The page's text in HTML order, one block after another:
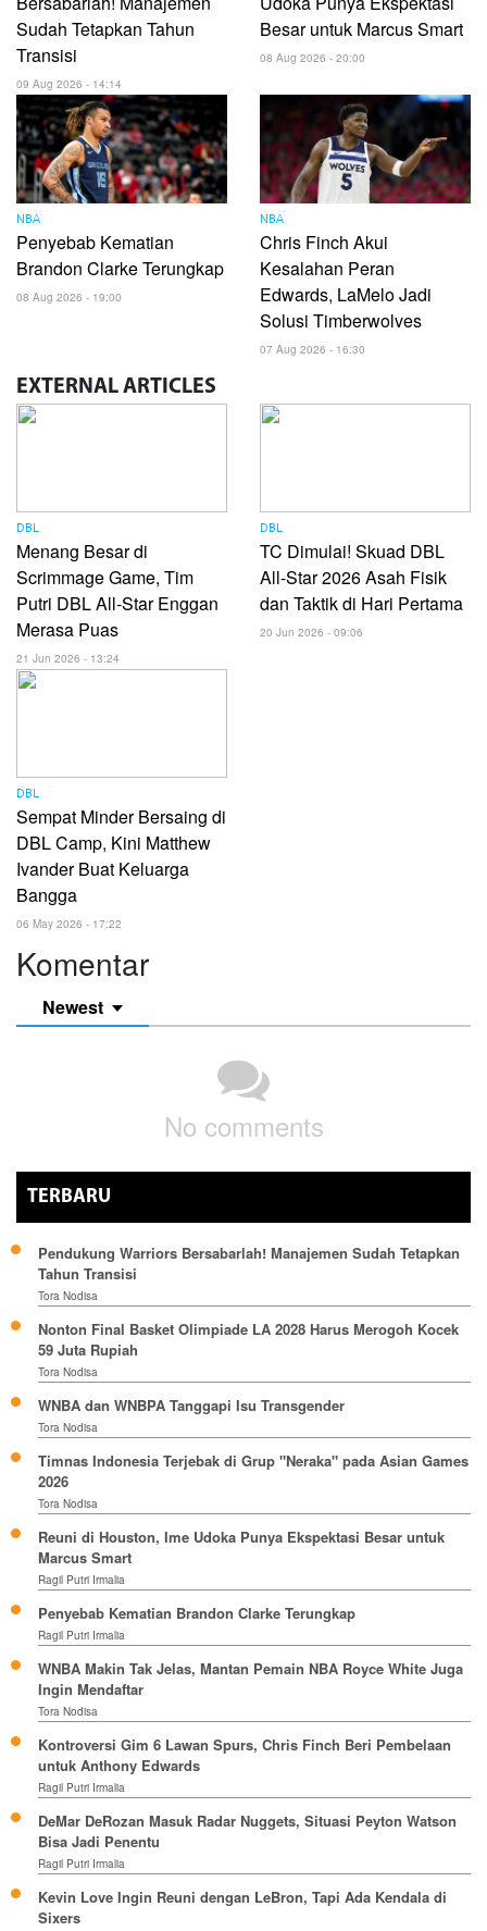
Sudah Tetapkan Tahun
Transisi
09 Aug 2026 - 14:14
Besar untuk Marcus Smart
08 Aug 2026 - 20:00
NBA
Penyebab Kematian
Brandon Clarke Terungkap
08 Aug 2026 - 19:00
NBA
Chris Finch Akui
Kesalahan Peran
Edwards, LaMelo Jadi
Solusi Timberwolves
07 Aug 2026 - 16:30
EXTERNAL ARTICLES
DBL
Menang Besar di
Scrimmage Game, Tim
Putri DBL All-Star Enggan
Merasa Puas
21 Jun 2026 - 13:24
DBL
TC Dimulai! Skuad DBL
All-Star 2026 Asah Fisik
dan Taktik di Hari Pertama
20 Jun 2026 - 09:06
DBL
Sempat Minder Bersaing di
DBL Camp, Kini Matthew
Ivander Buat Keluarga
Bangga
06 May 2026 - 17:22
Komentar
Newest
No comments
TERBARU
Pendukung Warriors Bersabarlah! Manajemen Sudah Tetapkan
Tahun Transisi
Tora Nodisa
Nonton Final Basket Olimpiade LA 2028 Harus Merogoh Kocek
59 Juta Rupiah
Tora Nodisa
WNBA dan WNBPA Tanggapi Isu Transgender
Tora Nodisa
Timnas Indonesia Terjebak di Grup "Neraka" pada Asian Games
2026
Tora Nodisa
Reuni di Houston, Ime Udoka Punya Ekspektasi Besar untuk
Marcus Smart
Ragil Putri Irmalia
Penyebab Kematian Brandon Clarke Terungkap
Ragil Putri Irmalia
WNBA Makin Tak Jelas, Mantan Pemain NBA Royce White Juga
Ingin Mendaftar
Tora Nodisa
Kontroversi Gim 6 Lawan Spurs, Chris Finch Beri Pembelaan
untuk Anthony Edwards
Ragil Putri Irmalia
DeMar DeRozan Masuk Radar Nuggets, Situasi Peyton Watson
Bisa Jadi Penentu
Ragil Putri Irmalia
Kevin Love Ingin Reuni dengan LeBron, Tapi Ada Kendala di
Sixers